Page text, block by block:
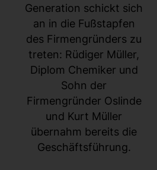
Generation schickt sich
an in die Fußstapfen
des Firmengründers zu
treten: Rüdiger Müller,
Diplom Chemiker und
Sohn der
Firmengründer Oslinde
und Kurt Müller
übernahm bereits die
Geschäftsführung.